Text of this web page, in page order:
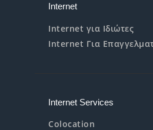
Internet
Internet για Ιδιώτες
Internet Για
Internet Services
Colocation